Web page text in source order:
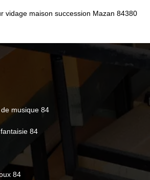
vidage maison succession Mazan 84380
musique 84
84
84